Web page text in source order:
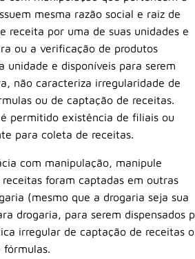
mesma razão social e raiz de
receita por uma de suas unidades e
ou a verificação de produtos
unidade e disponíveis para serem
não caracteriza irregularidade de
ou de captação de receitas.
permitido existência de filiais ou
para coleta de receitas.
com manipulação, manipule
foram captadas em outras
(mesmo que a drogaria seja sua
drogaria, para serem dispensados
irregular de captação de receitas
fórmulas.